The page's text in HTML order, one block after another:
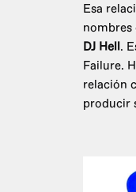
Esa
nombres
DJ Hell.
Failure.
relación
producir